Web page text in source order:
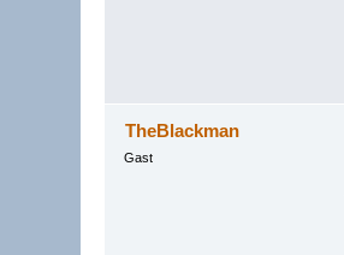
TheBlackman
Gast